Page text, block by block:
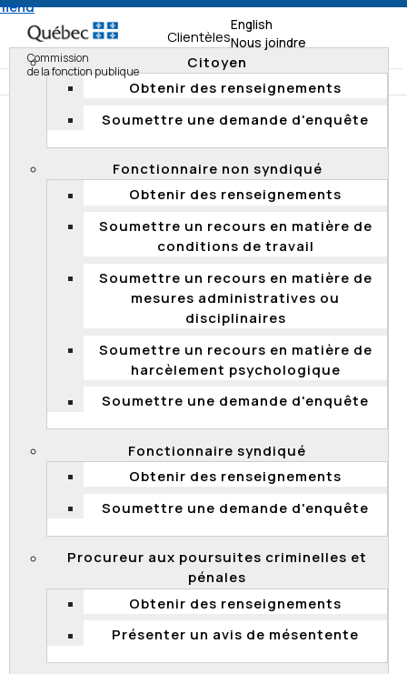
Commission
de la fonction publique
English
Nous joindre
Clientèles
Citoyen
Obtenir des renseignements
Soumettre une demande d'enquête
Fonctionnaire non syndiqué
Obtenir des renseignements
Soumettre un recours en matière de
conditions de travail
Soumettre un recours en matière de
mesures administratives ou
disciplinaires
Soumettre un recours en matière de
harcèlement psychologique
Soumettre une demande d'enquête
Fonctionnaire syndiqué
Obtenir des renseignements
Soumettre une demande d'enquête
Procureur aux poursuites criminelles et
pénales
Obtenir des renseignements
Présenter un avis de mésentente
Accueil Documentation Décisions Décisions 2012
DÉCISIONS 2012
moyen d’évaluation certifié – appels rejetés
Concours de promotion – appel reçu hors délai –
ignorance du délai –maladie – impossibilité d’agir –
appel rejeté
2012 QCCFP 38
Fin d’un stage probatoire – promotion –
rétrogradation – distinction entre mesure disciplinaire
et administrative – mesure disciplinaire déguisée –